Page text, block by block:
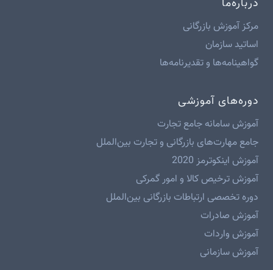
درباره‌ما
مرکز آموزش بازرگانی
اساتید سازمان
گواهینامه‌ها و تقدیرنامه‌ها
دوره‌های آموزشی
آموزش سامانه جامع تجارت
جامع مهارت‌های بازرگانی و تجارت بین‌الملل
آموزش اینکوترمز 2020
آموزش ترخیص کالا و امور گمرکی
دوره تخصصی ارتباطات بازرگانی بین‌الملل
آموزش صادرات
آموزش واردات
آموزش سازمانی